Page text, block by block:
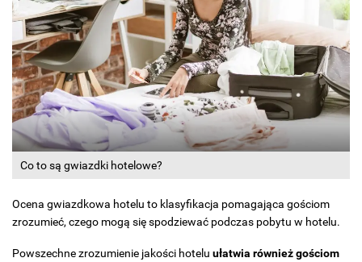
Co to są gwiazdki hotelowe?
Ocena gwiazdkowa hotelu to klasyfikacja pomagająca gościom
zrozumieć, czego mogą się spodziewać podczas pobytu w hotelu.
Powszechne zrozumienie jakości hotelu ułatwia również gościom